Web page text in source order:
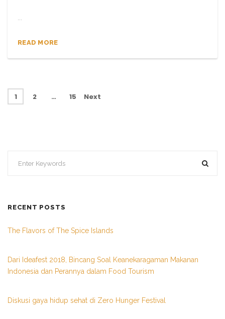
...
READ MORE
1 2 … 15 Next
RECENT POSTS
The Flavors of The Spice Islands
Dari Ideafest 2018, Bincang Soal Keanekaragaman Makanan
Indonesia dan Perannya dalam Food Tourism
Diskusi gaya hidup sehat di Zero Hunger Festival